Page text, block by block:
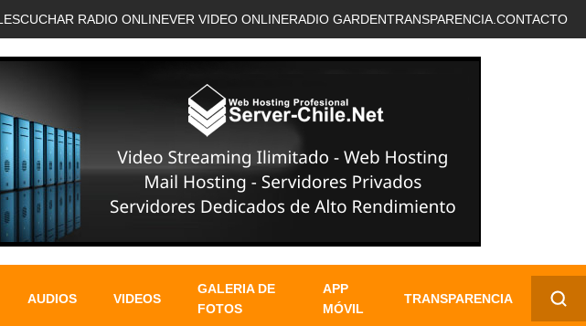
ESCUCHAR RADIO ONLINEVER VIDEO ONLINERADIO GARDENTRANSPARENCIA. CONTACTO
AUDIOS VIDEOS
GALERIA DE
FOTOS
APP
MÓVIL
TRANSPARENCIA